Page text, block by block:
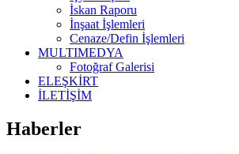
İskan Raporu
İnşaat İşlemleri
Cenaze/Defin İşlemleri
MULTIMEDYA
Fotoğraf Galerisi
ELEŞKİRT
İLETİŞİM
Haberler